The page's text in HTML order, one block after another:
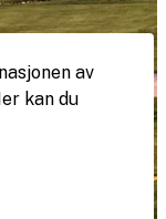
av
kan du